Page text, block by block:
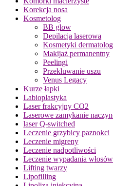
Korekcja nosa
Kosmetolog
BB glow
Depilacja laserowa
Kosmetyki
Makijaż permanentny
Peelingi
Przekłuwanie uszu
Venus Legacy
Kurze łapki
Labioplastyka
Laser frakcyjny CO2
Laserowe zamykanie
laser Q-switched
Leczenie grzybicy paznokci
Leczenie migreny
Leczenie nadpotliwości
Leczenie wypadania włosów
Lifting twarzy
Lipofilling